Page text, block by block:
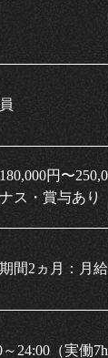
円〜
ス・賞与あ
間2ヵ月：月
～24:00（実働